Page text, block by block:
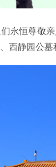
永恒尊敬
西静园公墓